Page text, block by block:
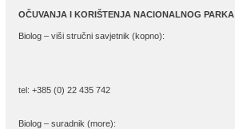
OČUVANJA I KORIŠTENJA NACIONALNOG PARKA
Biolog – viši stručni savjetnik (kopno):
tel: +385 (0) 22 435 742
Biolog – suradnik (more):